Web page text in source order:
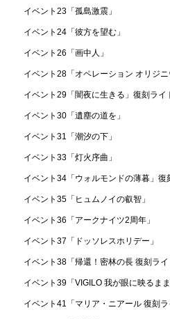
イベント23「孤島激震」
イベント24「彼方を望む」
イベント26「画中人」
イベント28「オペレーション オリジニ
イベント29「闇夜に生きる」復刻ライ
イベント30「遺塵の道を」
イベント31「潮汐の下」
イベント33「灯火序曲」
イベント34「ウォルモンドの薄暮」復
イベント35「ヒュムノイの叡智」
イベント36「アークナイツ2周年」
イベント37「ドッソレスホリデー」
イベント38「帰還！密林の長 復刻ライ
イベント39「VIGILO 我が眼に映るまま
イベント41「マリア・ニアール 復刻ラ